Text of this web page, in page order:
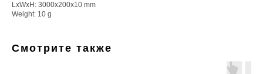
LxWxH: 3000x200x10 mm
Weight: 10 g
Смотрите также